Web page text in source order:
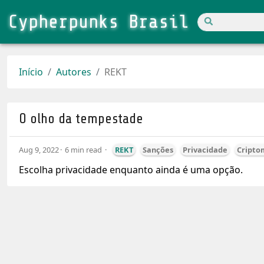
Cypherpunks Brasil
Início Autores REKT
O olho da tempestade
Aug 9, 2022 6 min read REKT Sanções Privacidade
Escolha privacidade enquanto ainda é uma opção.